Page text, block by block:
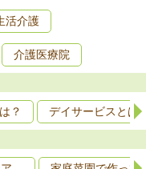
活介護
介護医療院
？ デイサービスとは